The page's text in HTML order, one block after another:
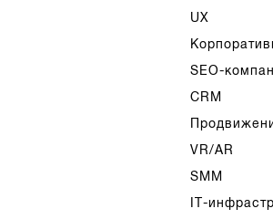
UX
SEO-
CRM
VR/AR
SMM
IT-